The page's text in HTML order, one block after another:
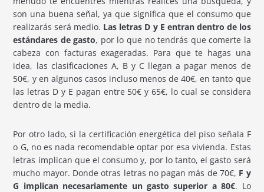
son una buena señal, ya que significa que el consumo que
realizarás será medio. Las letras D y E entran dentro de los
estándares de gasto, por lo que no tendrás que comerte la
cabeza con facturas exageradas. Para que te hagas una
idea, las clasificaciones A, B y C llegan a pagar menos de
50€, y en algunos casos incluso menos de 40€, en tanto que
las letras D y E pagan entre 50€ y 65€, lo cual se considera
dentro de la media.
Por otro lado, si la certificación energética del piso señala F
o G, no es nada recomendable optar por esa vivienda. Estas
letras implican que el consumo y, por lo tanto, el gasto será
mucho mayor. Donde otras letras no pagan más de 70€, F y
G implican necesariamente un gasto superior a 80€. Lo